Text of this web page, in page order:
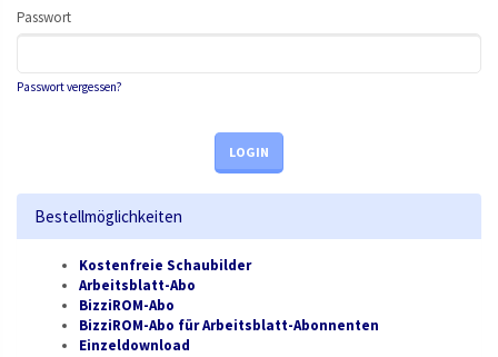
Passwort
Passwort vergessen?
LOGIN
Bestellmöglichkeiten
Kostenfreie Schaubilder
Arbeitsblatt-Abo
BizziROM-Abo
BizziROM-Abo für Arbeitsblatt-Abonnenten
Einzeldownload